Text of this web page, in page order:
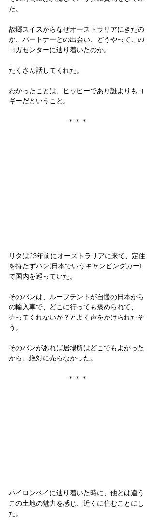
た。
故郷スイスからなぜオーストラリアにきたの
か、パートナーとの出会い、どうやってこの
ヨガセンターに辿り着いたのか。
たくさん話してくれた。
わかったことは、ヒッピーであり誰よりもヨ
ギーだということ。
＊＊＊
リタは23年前にオーストラリアに来て、定住
を持たずバン(日本でいうキャンピングカー)
で国内を巡っていた。
そのバンは、ルーフテントが自慢の日本から
の輸入車で、どこに行っても褒められて、
売ってくれないか？とよく声をかけられたそ
う。
そのバンがあれば居場所はどこでもよかった
から、絶対に売らなかった。
＊＊＊
バイロンベイに辿り着いた時に、他とは違う
この土地の魅力を感じ、近くに住むことにし
た。